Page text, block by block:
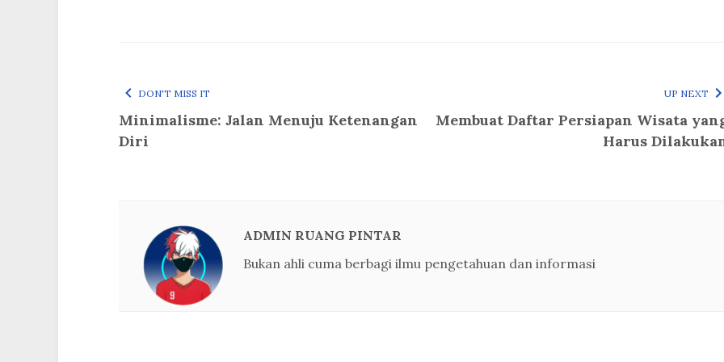
DON'T MISS IT
Minimalisme: Jalan Menuju Ketenangan
Diri
UP NEXT
Membuat Daftar Persiapan Wisata
Harus
ADMIN RUANG PINTAR
Bukan ahli cuma berbagi ilmu pengetahuan dan informasi